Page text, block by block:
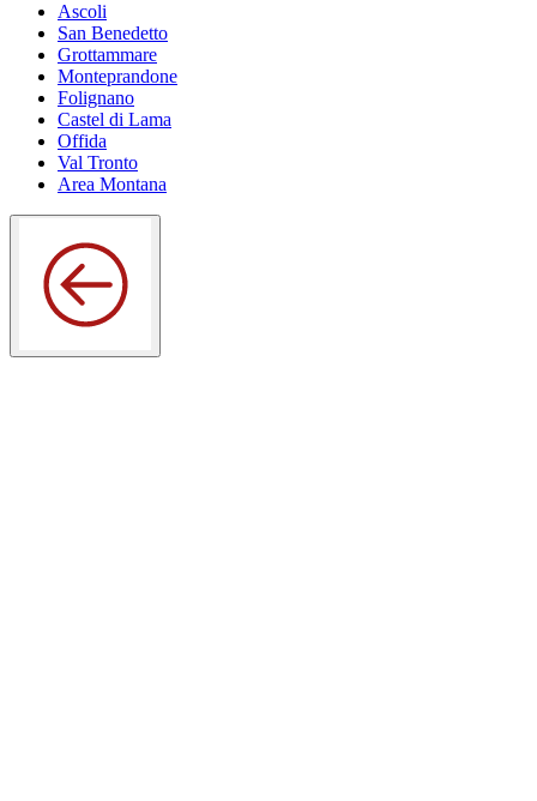
Ascoli
San Benedetto
Grottammare
Monteprandone
Folignano
Castel di Lama
Offida
Val Tronto
Area Montana